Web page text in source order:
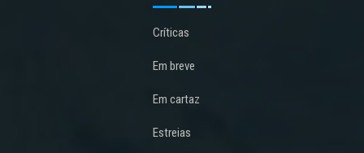
Críticas
Em breve
Em cartaz
Estreias